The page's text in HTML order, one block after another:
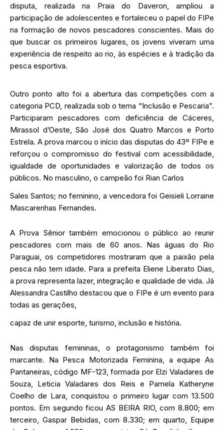
disputa, realizada na Praia do Daveron, ampliou a
participação de adolescentes e fortaleceu o papel do FIPe
na formação de novos pescadores conscientes. Mais do
que buscar os primeiros lugares, os jovens viveram uma
experiência de respeito ao rio, às espécies e à tradição da
pesca esportiva.
Outro ponto alto foi a abertura das competições com a
categoria PCD, realizada sob o tema “Inclusão e Pescaria”.
Participaram pescadores com deficiência de Cáceres,
Mirassol d’Oeste, São José dos Quatro Marcos e Porto
Estrela. A prova marcou o início das disputas do 43º FIPe e
reforçou o compromisso do festival com acessibilidade,
igualdade de oportunidades e valorização de todos os
públicos. No masculino, o campeão foi Rian Carlos
Sales Santos; no feminino, a vencedora foi Geisieli Lorraine
Mascarenhas Fernandes.
A Prova Sênior também emocionou o público ao reunir
pescadores com mais de 60 anos. Nas águas do Rio
Paraguai, os competidores mostraram que a paixão pela
pesca não tem idade. Para a prefeita Eliene Liberato Dias,
a prova representa lazer, integração e qualidade de vida. Já
Alessandra Castilho destacou que o FIPe é um evento para
todas as gerações,
capaz de unir esporte, turismo, inclusão e história.
Nas disputas femininas, o protagonismo também foi
marcante. Na Pesca Motorizada Feminina, a equipe As
Pantaneiras, código MF-123, formada por Elzi Valadares de
Souza, Leticia Valadares dos Reis e Pamela Katheryne
Coelho de Lara, conquistou o primeiro lugar com 13.500
pontos. Em segundo ficou AS BEIRA RIO, com 8.800; em
terceiro, Gaspar Bebidas, com 8.330; em quarto, Equipe